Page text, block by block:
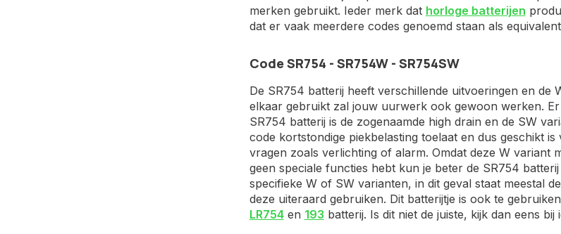
merken gebruikt. Ieder merk dat horloge batterijen
dat er vaak meerdere codes genoemd staan als
Code SR754 - SR754W - SR754SW
De SR754 batterij heeft verschillende uitvoeringen en
elkaar gebruikt zal jouw uurwerk ook gewoon werken.
SR754 batterij is de zogenaamde high drain en de SW
code kortstondige piekbelasting toelaat en dus geschikt
vragen zoals verlichting of alarm. Omdat deze W variant
geen speciale functies hebt kun je beter de SR754
specifieke W of SW varianten, in dit geval staat meestal
deze uiteraard gebruiken. Dit batterijtje is ook te
LR754en 193 batterij. Is dit niet de juiste, kijk dan eens bij